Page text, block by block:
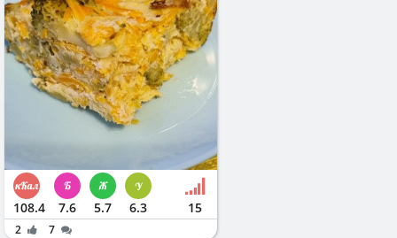
108.4 7.6 5.7 6.3 15
2 7